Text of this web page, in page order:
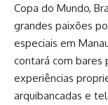
Copa do Mundo,
grandes paixões
especiais em
contará com bares
experiências
arquibancadas e